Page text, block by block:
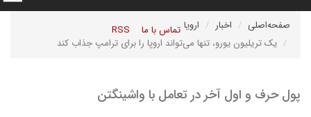
تماس با ما RSS صفحه‌اصلی اخبار
اروپا
یک تریلیون یورو، تنها می‌تواند اروپا را برای ترامپ جذاب کند
پول حرف و اول آخر در تعامل با واشینگتن